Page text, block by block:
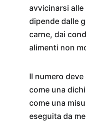
avvicinarsi
dipende dalle
carne, dai
alimenti non
Il numero
come una
come una
eseguita da